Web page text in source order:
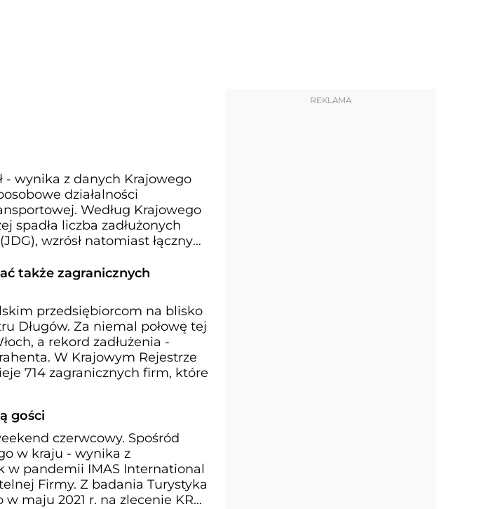
- wynika z danych Krajowego
działalności
Według Krajowego
spadła liczba zadłużonych
wzrósł natomiast łączny
także zagranicznych
przedsiębiorcom na blisko
Długów. Za niemal połowę tej
a rekord zadłużenia -
W Krajowym Rejestrze
714 zagranicznych firm, które
gości
czerwcowy. Spośród
w kraju - wynika z
w pandemii IMAS International
Firmy. Z badania Turystyka
maju 2021 r. na zlecenie KRD
REKLAMA